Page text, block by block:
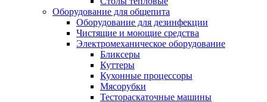
Оборудование для общепита
Оборудование для дезинфекции
Чистящие и моющие средства
Электромеханическое оборудование
Бликсеры
Куттеры
Кухонные процессоры
Мясорубки
Тестораскаточные машины